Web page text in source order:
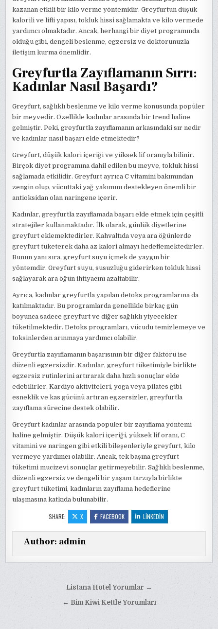
kazanan etkili bir kilo verme yöntemidir. Greyfurtun düşük
kalorili ve lifli yapısı, tokluk hissi sağlamakta ve kilo vermede
yardımcı olmaktadır. Ancak, herhangi bir diyet programında
olduğu gibi, dengeli beslenme, egzersiz ve doktorunuzla
iletişim kurma önemlidir.
Greyfurtla Zayıflamanın Sırrı:
Kadınlar Nasıl Başardı?
Greyfurt, sağlıklı beslenme ve kilo verme konusunda popüler
bir meyvedir. Özellikle kadınlar arasında bir trend haline
gelmiştir. Peki, greyfurtla zayıflamanın arkasındaki sır nedir
ve kadınlar nasıl başarı elde etmektedir?
Greyfurt, düşük kalori içeriği ve yüksek lif oranıyla bilinir.
Birçok diyet programına dahil edilen bu meyve, tokluk hissi
sağlamada etkilidir. Greyfurt ayrıca C vitamini bakımından
zengin olup, vücuttaki yağ yakımını destekleyen önemli bir
antioksidan olan naringene içerir.
Kadınlar, greyfurtla zayıflamada başarı elde etmek için çeşitli
stratejiler kullanmaktadır. İlk olarak, günlük diyetlerine
greyfurt eklemektedirler. Kahvaltıda veya ara öğünlerde
greyfurt tüketerek daha az kalori almayı hedeflemektedirler.
Bunun yanı sıra, greyfurt suyu içmek de yaygın bir
yöntemdir. Greyfurt suyu, susuzluğu giderirken tokluk hissi
sağlayarak ara öğün ihtiyacını azaltabilir.
Ayrıca, kadınlar greyfurtla yapılan detoks programlarına da
katılmaktadır. Bu programlarda genellikle birkaç gün
boyunca sadece greyfurt ve diğer sağlıklı yiyecekler
tüketilmektedir. Detoks programları, vücudu temizlemeye ve
toksinlerden arınmaya yardımcı olabilir.
Greyfurtla zayıflamanın başarısının bir diğer faktörü ise
düzenli egzersizdir. Kadınlar, greyfurt tüketimiyle birlikte
egzersiz rutinlerini artırarak daha hızlı sonuçlar elde
edebilirler. Kardiyo aktiviteleri, yoga veya pilates gibi
esneklik ve kas gücünü artıran egzersizler, greyfurtla
zayıflama sürecine destek olabilir.
Greyfurt kadınlar arasında popüler bir zayıflama yöntemi
haline gelmiştir. Düşük kalori içeriği, yüksek lif oranı, C
vitamini ve naringen gibi etkili bileşenleriyle greyfurt, kilo
vermeye yardımcı olabilir. Ancak, tek başına greyfurt
tüketimi mucizevi sonuçlar getirmeyebilir. Sağlıklı beslenme,
düzenli egzersiz ve dengeli bir yaşam tarzıyla birlikte
greyfurt tüketimi, kadınların zayıflama hedeflerine
ulaşmasına katkıda bulunabilir.
SHARE: X FACEBOOK LINKEDIN
Author: admin
gezinmesi
Listana Hotel Yorumlar →
← Bim Kiwi Kettle Yorumları